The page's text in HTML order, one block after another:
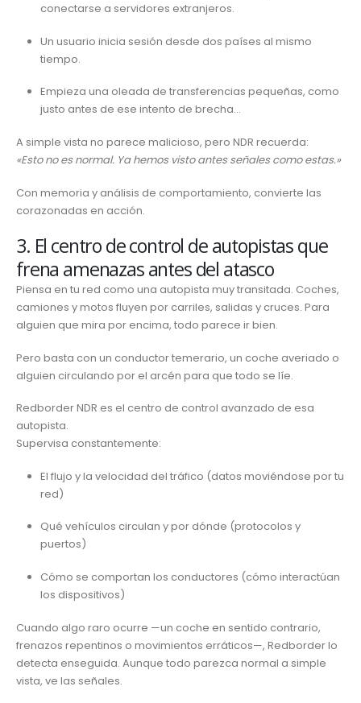
conectarse a servidores extranjeros.
Un usuario inicia sesión desde dos países al mismo
tiempo.
Empieza una oleada de transferencias pequeñas, como
justo antes de ese intento de brecha…
A simple vista no parece malicioso, pero NDR recuerda:
«Esto no es normal. Ya hemos visto antes señales como estas.»
Con memoria y análisis de comportamiento, convierte las
corazonadas en acción.
3. El centro de control de autopistas que
frena amenazas antes del atasco
Piensa en tu red como una autopista muy transitada. Coches,
camiones y motos fluyen por carriles, salidas y cruces. Para
alguien que mira por encima, todo parece ir bien.
Pero basta con un conductor temerario, un coche averiado o
alguien circulando por el arcén para que todo se líe.
Redborder NDR es el centro de control avanzado de esa
autopista.
Supervisa constantemente:
El flujo y la velocidad del tráfico (datos moviéndose por tu
red)
Qué vehículos circulan y por dónde (protocolos y
puertos)
Cómo se comportan los conductores (cómo interactúan
los dispositivos)
Cuando algo raro ocurre —un coche en sentido contrario,
frenazos repentinos o movimientos erráticos—, Redborder lo
detecta enseguida. Aunque todo parezca normal a simple
vista, ve las señales.